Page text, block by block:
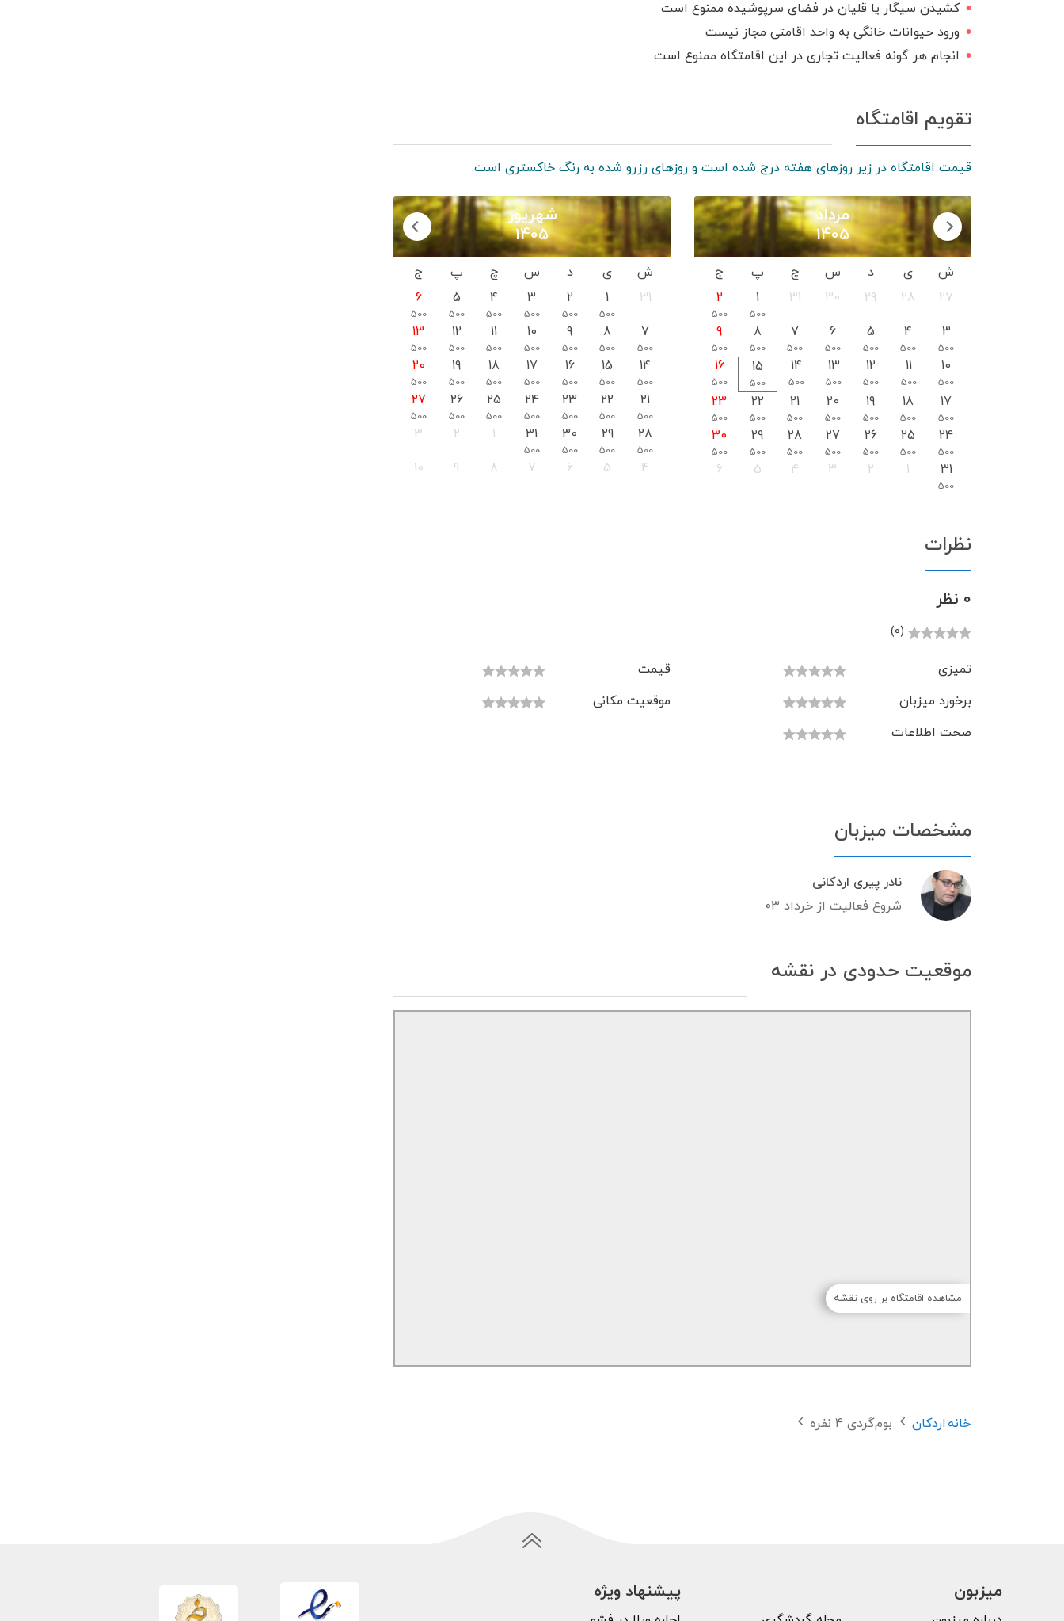
کشیدن سیگار یا قلیان در فضای سرپوشیده ممنوع است
ورود حیوانات خانگی به واحد اقامتی مجاز نیست
انجام هر گونه فعالیت تجاری در این اقامتگاه ممنوع است
تقویم اقامتگاه
قیمت اقامتگاه در زیر روزهای هفته درج شده است و روزهای رزرو شده به رنگ خاکستری است.
مرداد
1405
ش ی د س چ پ
ج
27
28
29
30
31
1
500
2
500
3
500
4
500
5
500
6
500
7
500
8
500
9
500
10
500
11
500
12
500
13
500
14
500
15
500
16
500
17
500
18
500
19
500
20
500
21
500
22
500
23
500
24
500
25
500
26
500
27
500
28
500
29
500
30
500
31
500
1
2
3
4
5
6
شهریور
1405
ش ی د س چ پ
ج
31
1
500
2
500
3
500
4
500
5
500
6
500
7
500
8
500
9
500
10
500
11
500
12
500
13
500
14
500
15
500
16
500
17
500
18
500
19
500
20
500
21
500
22
500
23
500
24
500
25
500
26
500
27
500
28
500
29
500
30
500
31
500
1
2
3
4
5
6
7
8
9
10
نظرات
0 نظر
(0)
تمیزی
برخورد میزبان
صحت اطلاعات
قیمت
موقعیت مکانی
مشخصات میزبان
نادر پیری اردکانی
شروع فعالیت از خرداد ۰۳
موقعیت حدودی در نقشه
مشاهده اقامتگاه بر روی نقشه
خانه اردکان بوم‌گردی 4 نفره
میزبون پیشنهاد ویژه